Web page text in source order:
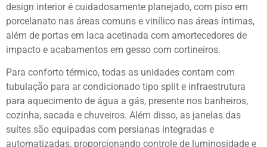
design interior é cuidadosamente planejado, com piso em
porcelanato nas áreas comuns e vinílico nas áreas íntimas,
além de portas em laca acetinada com amortecedores de
impacto e acabamentos em gesso com cortineiros.
Para conforto térmico, todas as unidades contam com
tubulação para ar condicionado tipo split e infraestrutura
para aquecimento de água a gás, presente nos banheiros,
cozinha, sacada e chuveiros. Além disso, as janelas das
suítes são equipadas com persianas integradas e
automatizadas, proporcionando controle de luminosidade e